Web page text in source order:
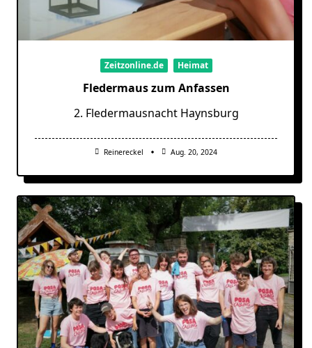
Zeitzonline.de Heimat
Fledermaus zum Anfassen
2. Fledermausnacht Haynsburg
Reinereckel Aug. 20, 2024